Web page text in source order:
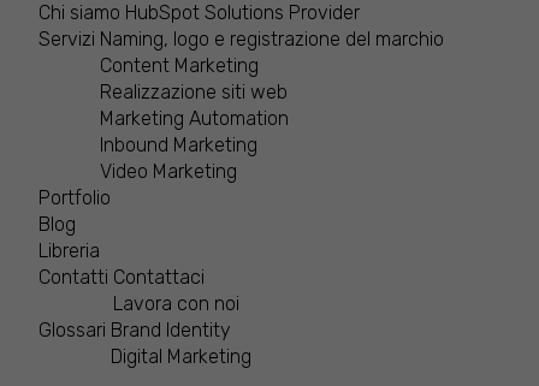
Chi siamo HubSpot Solutions Provider
Servizi Naming, logo e registrazione del marchio
Content Marketing
Realizzazione siti web
Marketing Automation
Inbound Marketing
Video Marketing
Portfolio
Blog
Libreria
Contatti Contattaci
Lavora con noi
Glossari Brand Identity
Digital Marketing